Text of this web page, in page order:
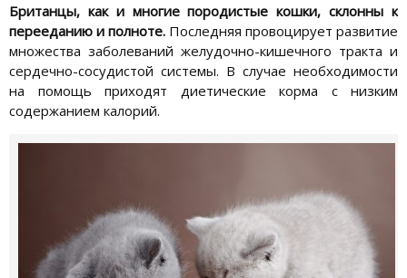
Британцы, как и многие породистые кошки, склонны к
перееданию и полноте. Последняя провоцирует развитие
множества заболеваний желудочно-кишечного тракта и
сердечно-сосудистой системы. В случае необходимости
на помощь приходят диетические корма с низким
содержанием калорий.